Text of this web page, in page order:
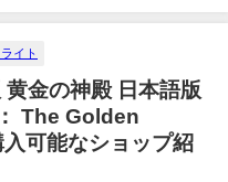
イト
黄金の神殿 日本語版
The Golden
可能なショップ紹